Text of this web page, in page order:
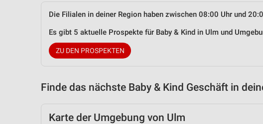
Die Filialen in deiner Region haben zwischen 08:00 Uhr und
Es gibt 5 aktuelle Prospekte für Baby & Kind in Ulm und
ZU DEN PROSPEKTEN
Finde das nächste Baby & Kind Geschäft in
Karte der Umgebung von Ulm